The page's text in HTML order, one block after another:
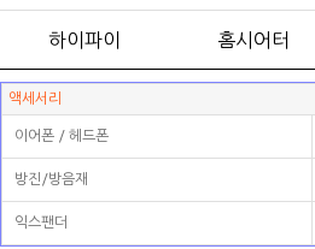
하이파이 홈시어터
액세서리
이어폰 / 헤드폰
방진/방음재
익스팬더